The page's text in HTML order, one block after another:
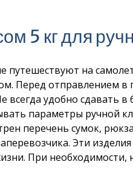
5 кг для
на
Перед отправлением
удобно сдавать в
параметры ручной
перечень сумок,
Эти
При